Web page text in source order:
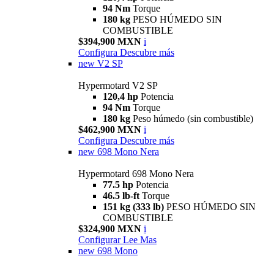
94 Nm Torque
180 kg PESO HÚMEDO SIN
COMBUSTIBLE
$394,900 MXN i
Configura Descubre más
new V2 SP
Hypermotard V2 SP
120,4 hp Potencia
94 Nm Torque
180 kg Peso húmedo (sin combustible)
$462,900 MXN i
Configura Descubre más
new 698 Mono Nera
Hypermotard 698 Mono Nera
77.5 hp Potencia
46.5 lb-ft Torque
151 kg (333 lb) PESO HÚMEDO SIN
COMBUSTIBLE
$324,900 MXN i
Configurar Lee Mas
new 698 Mono